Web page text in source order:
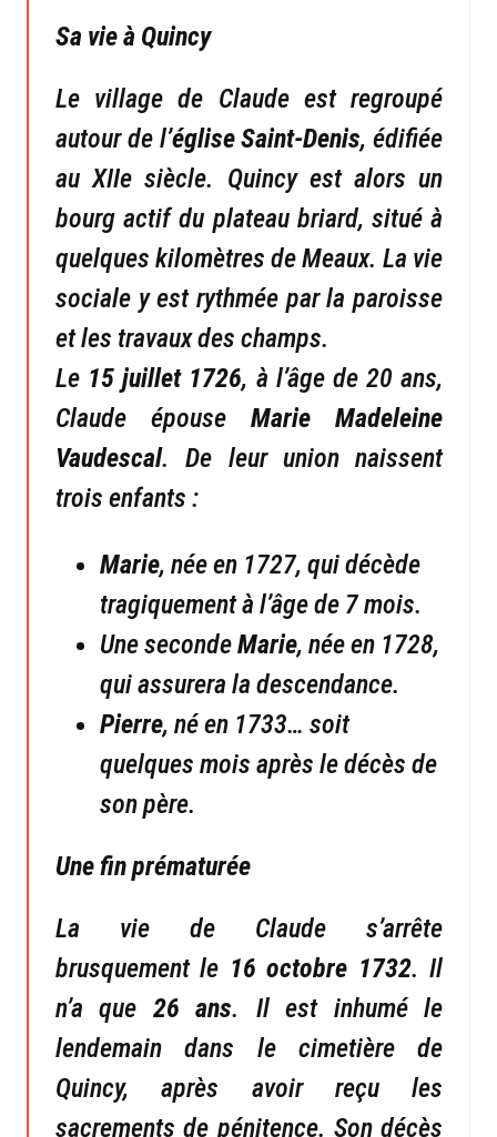
Sa vie à Quincy
Le village de Claude est regroupé
autour de l’église Saint-Denis, édifiée
au XIIe siècle. Quincy est alors un
bourg actif du plateau briard, situé à
quelques kilomètres de Meaux. La vie
sociale y est rythmée par la paroisse
et les travaux des champs.
Le 15 juillet 1726, à l’âge de 20 ans,
Claude épouse Marie Madeleine
Vaudescal. De leur union naissent
trois enfants :
Marie, née en 1727, qui décède
tragiquement à l’âge de 7 mois.
Une secondeMarie, née en 1728,
qui assurera la descendance.
Pierre, né en 1733… soit
quelques mois après le décès de
son père.
Une fin prématurée
La vie de Claude s’arrête
brusquement le 16 octobre 1732. Il
n’a que 26 ans. Il est inhumé le
lendemain dans le cimetière de
Quincy, après avoir reçu les
sacrements de pénitence. Son décès